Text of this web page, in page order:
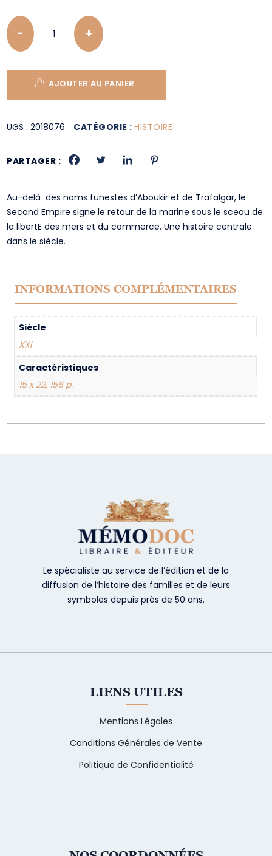
Quantity
AJOUTER AU PANIER
UGS :2018076 CATÉGORIE :HISTOIRE
PARTAGER :
Au-delà des noms funestes d’Aboukir et de Trafalgar, le
Second Empire signe le retour de la marine sous le sceau de
la libertE des mers et du commerce. Une histoire centrale
dans le siècle.
INFORMATIONS COMPLÉMENTAIRES
Siècle
XXI
Caractéristiques
15 x 22, 156 p.
Le spécialiste au service de l’édition et de la
diffusion de l’histoire des familles et de leurs
symboles depuis près de 50 ans.
LIENS UTILES
Mentions Légales
Conditions Générales de Vente
Politique de Confidentialité